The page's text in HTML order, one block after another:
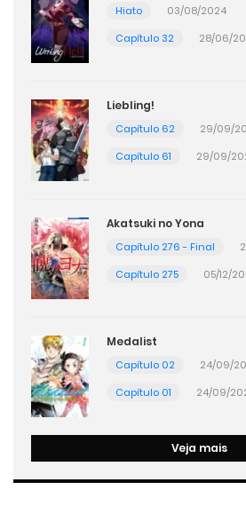
Hiato
03/08/2024
Capítulo 32
28/06/
Liebling!
Capítulo 62
29/09/
Capítulo 61
29/09/
Akatsuki no Yona
Capítulo 276 - Final
Capítulo 275
05/12/
Medalist
Capítulo 02
24/09/
Capítulo 01
24/09/
Veja mais